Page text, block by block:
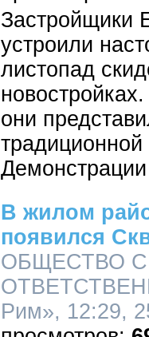
Застройщики
устроили
листопад
они
В жилом
появился
ОБЩЕСТВО
Рим», 12:29,